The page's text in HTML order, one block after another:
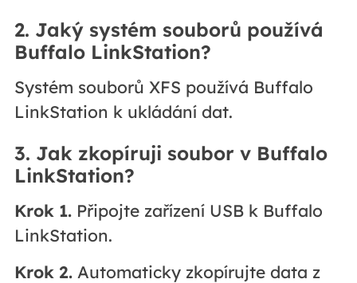
2. Jaký systém souborů používá
Buffalo LinkStation?
Systém souborů XFS používá Buffalo
LinkStation k ukládání dat.
3. Jak zkopíruji soubor v Buffalo
LinkStation?
Krok 1.Připojte zařízení USB k Buffalo
LinkStation.
Krok 2.Automaticky zkopírujte data z